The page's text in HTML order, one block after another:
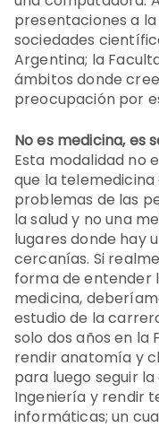
presentaciones a
sociedades
Argentina; la
ámbitos donde
preocupación por
No es medicina, es
Esta modalidad no
que la
problemas de las
la salud y no una
lugares donde hay
cercanías. Si
forma de entender
medicina,
estudio de la
solo dos años en la
rendir anatomía y
para luego seguir
Ingeniería y rendir
informáticas; un